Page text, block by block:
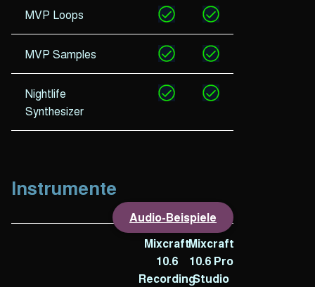
MVP Loops
MVP Samples
Nightlife
Synthesizer
Instrumente
Audio-Beispiele
Mixcraft
10.6 Pro
Studio
Mixcraft
10.6
Recording